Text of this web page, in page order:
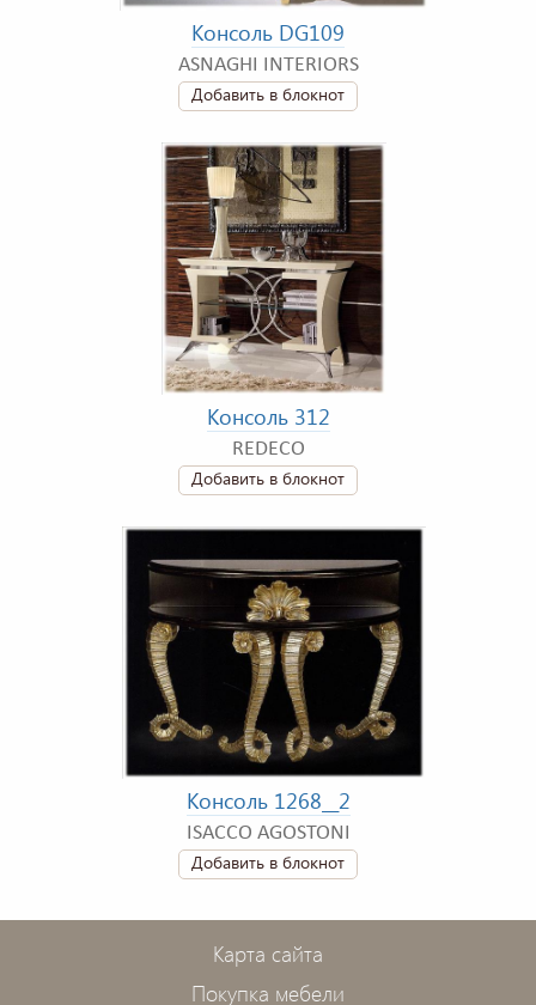
Консоль DG109
ASNAGHI INTERIORS
Добавить в блокнот
Консоль 312
REDECO
Добавить в блокнот
Консоль 1268__2
ISACCO AGOSTONI
Добавить в блокнот
Карта сайта
Покупка мебели